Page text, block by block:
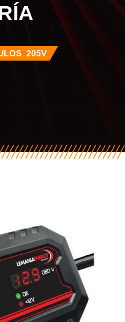
205V